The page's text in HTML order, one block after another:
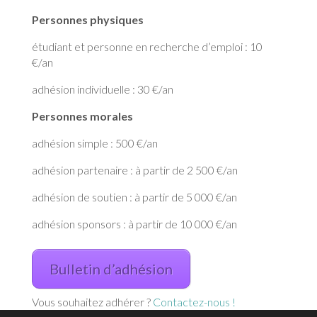
Personnes physiques
étudiant et personne en recherche d’emploi : 10
€/an
adhésion individuelle : 30 €/an
Personnes morales
adhésion simple : 500 €/an
adhésion partenaire : à partir de 2 500 €/an
adhésion de soutien : à partir de 5 000 €/an
adhésion sponsors : à partir de 10 000 €/an
Bulletin d’adhésion
Vous souhaitez adhérer ? Contactez-nous !